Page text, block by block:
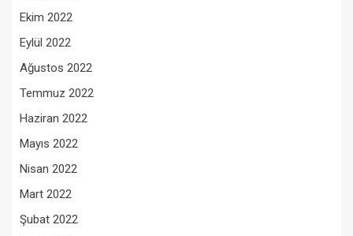
Ekim 2022
Eylül 2022
Ağustos 2022
Temmuz 2022
Haziran 2022
Mayıs 2022
Nisan 2022
Mart 2022
Şubat 2022